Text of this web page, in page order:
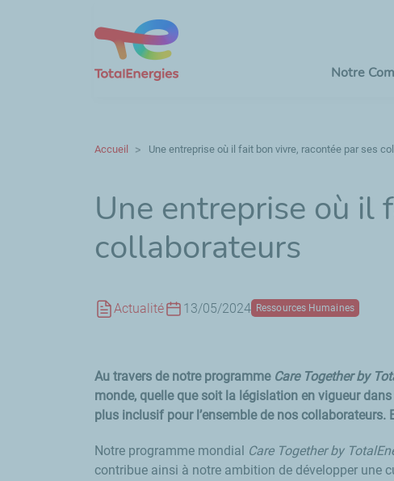
Notre
Accueil Une entreprise où il fait bon vivre, racontée par ses
Une entreprise où il
collaborateurs
Actualité 13/05/2024 Ressources Humaines
Au travers de notre programme Care Together by
monde, quelle que soit la législation en vigueur
plus inclusif pour l’ensemble de nos collaborateurs.
Notre programme mondial Care Together by
contribue ainsi à notre ambition de développer une